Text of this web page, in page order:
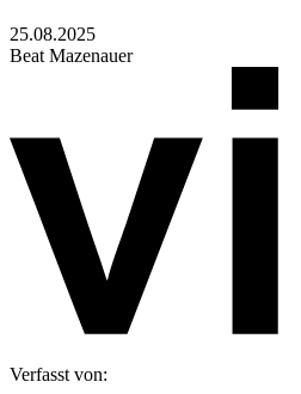
25.08.2025
Beat Mazenauer
Verfasst von: